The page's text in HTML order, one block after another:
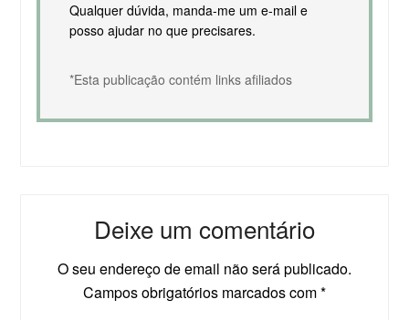
Qualquer dúvida, manda-me um e-mail e
posso ajudar no que precisares.
*Esta publicação contém links afiliados
Deixe um comentário
O seu endereço de email não será publicado.
Campos obrigatórios marcados com*